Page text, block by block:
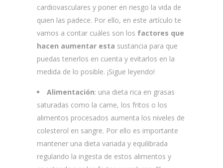
cardiovasculares y poner en riesgo la vida de
quien las padece. Por ello, en este artículo te
vamos a contar cuáles son los factores que
hacen aumentar esta sustancia para que
puedas tenerlos en cuenta y evitarlos en la
medida de lo posible. ¡Sigue leyendo!
Alimentación: una dieta rica en grasas
saturadas como la carne, los fritos o los
alimentos procesados aumenta los niveles de
colesterol en sangre. Por ello es importante
mantener una dieta variada y equilibrada
regulando la ingesta de estos alimentos y